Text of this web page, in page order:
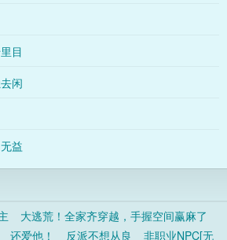
目
闲
益
大逃荒！全家齐穿越，手握空间赢麻了
还爱他！ 反派不想从良 非职业NPC[无